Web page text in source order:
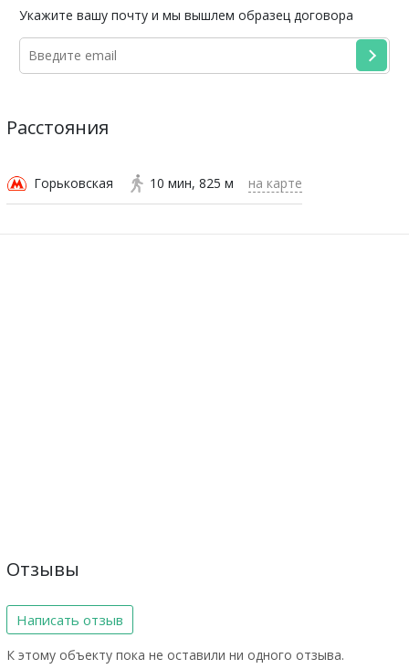
Укажите вашу почту и мы вышлем образец договора
Расстояния
Горьковская 10 мин 825 м на карте
Отзывы
Написать отзыв
К этому объекту пока не оставили ни одного отзыва.